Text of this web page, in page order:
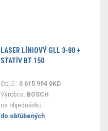
LASER LÍNIOVÝ GLL 3-80 +
STATÍV BT 150
Obj.č.: 0 615 994 0KD
Výrobca: BOSCH
na objednávku
do obľúbených